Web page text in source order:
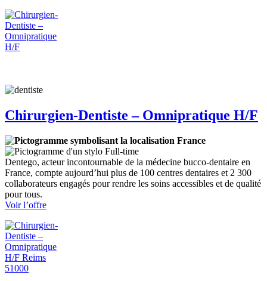
Dentiste
Omnipratique
Chirurgien-Dentiste – Omnipratique H/F
France
Full-time
Dentego, acteur incontournable de la médecine bucco-dentaire en
France, compte aujourd’hui plus de 100 centres dentaires et 2 300
collaborateurs engagés pour rendre les soins accessibles et de qualité
pour tous.
Voir l’offre:
Dentiste
Omnipratique